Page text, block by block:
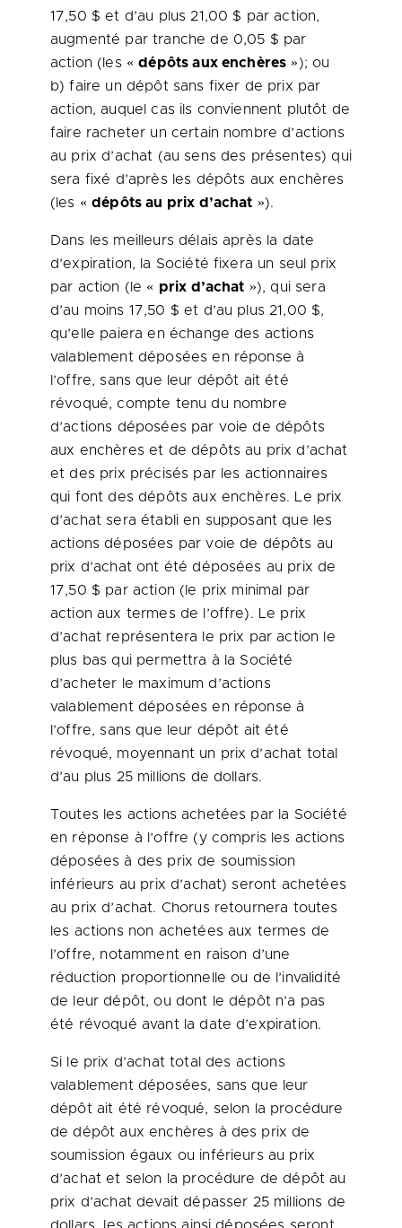
17,50 $ et d’au plus 21,00 $ par action,
augmenté par tranche de 0,05 $ par
action (les «dépôts aux enchères »); ou
b) faire un dépôt sans fixer de prix par
action, auquel cas ils conviennent plutôt de
faire racheter un certain nombre d’actions
au prix d’achat (au sens des présentes) qui
sera fixé d’après les dépôts aux enchères
(les «dépôts au prix d’achat »).
Dans les meilleurs délais après la date
d’expiration, la Société fixera un seul prix
par action (le « prix d’achat »), qui sera
d’au moins 17,50 $ et d’au plus 21,00 $,
qu’elle paiera en échange des actions
valablement déposées en réponse à
l’offre, sans que leur dépôt ait été
révoqué, compte tenu du nombre
d’actions déposées par voie de dépôts
aux enchères et de dépôts au prix d’achat
et des prix précisés par les actionnaires
qui font des dépôts aux enchères. Le prix
d’achat sera établi en supposant que les
actions déposées par voie de dépôts au
prix d’achat ont été déposées au prix de
17,50 $ par action (le prix minimal par
action aux termes de l’offre). Le prix
d’achat représentera le prix par action le
plus bas qui permettra à la Société
d’acheter le maximum d’actions
valablement déposées en réponse à
l’offre, sans que leur dépôt ait été
révoqué, moyennant un prix d’achat total
d’au plus 25 millions de dollars.
Toutes les actions achetées par la Société
en réponse à l’offre (y compris les actions
déposées à des prix de soumission
inférieurs au prix d’achat) seront achetées
au prix d’achat. Chorus retournera toutes
les actions non achetées aux termes de
l’offre, notamment en raison d’une
réduction proportionnelle ou de l’invalidité
de leur dépôt, ou dont le dépôt n’a pas
été révoqué avant la date d’expiration.
Si le prix d’achat total des actions
valablement déposées, sans que leur
dépôt ait été révoqué, selon la procédure
de dépôt aux enchères à des prix de
soumission égaux ou inférieurs au prix
d’achat et selon la procédure de dépôt au
prix d’achat devait dépasser 25 millions de